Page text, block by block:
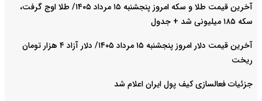
آخرین قیمت طلا و سکه امروز پنجشنبه ۱۵ مرداد ۱۴۰۵/ طلا اوج گرفت،
سکه ۱۸۵ میلیونی شد + جدول
آخرین قیمت دلار امروز پنجشنبه ۱۵ مرداد ۱۴۰۵/ دلار آزاد ۴ هزار تومان
ریخت
جزئیات فعالسازی کیف پول ایران اعلام شد